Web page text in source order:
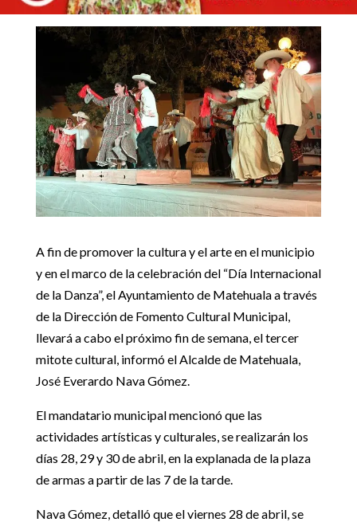
Noticias locales 5
TODO LISTO PARA EL TERCER MITOTE CULTURAL
Cultura|Noticias locales
A fin de promover la cultura y el arte en el municipio
y en el marco de la celebración del “Día Internacional
de la Danza”, el Ayuntamiento de Matehuala a través
de la Dirección de Fomento Cultural Municipal,
llevará a cabo el próximo fin de semana, el tercer
mitote cultural, informó el Alcalde de Matehuala,
José Everardo Nava Gómez.
El mandatario municipal mencionó que las
actividades artísticas y culturales, se realizarán los
días 28, 29 y 30 de abril, en la explanada de la plaza
de armas a partir de las 7 de la tarde.
Nava Gómez, detalló que el viernes 28 de abril, se